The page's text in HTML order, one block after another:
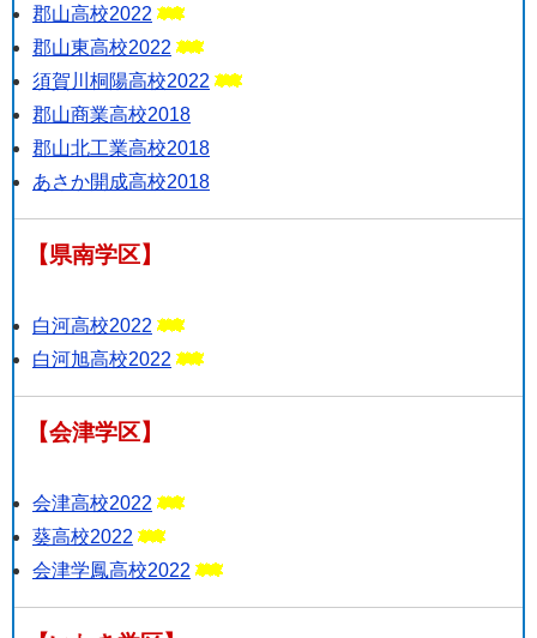
郡山高校2022
郡山東高校2022
須賀川桐陽高校2022
郡山商業高校2018
郡山北工業高校2018
あさか開成高校2018
【県南学区】
白河高校2022
白河旭高校2022
【会津学区】
会津高校2022
葵高校2022
会津学鳳高校2022